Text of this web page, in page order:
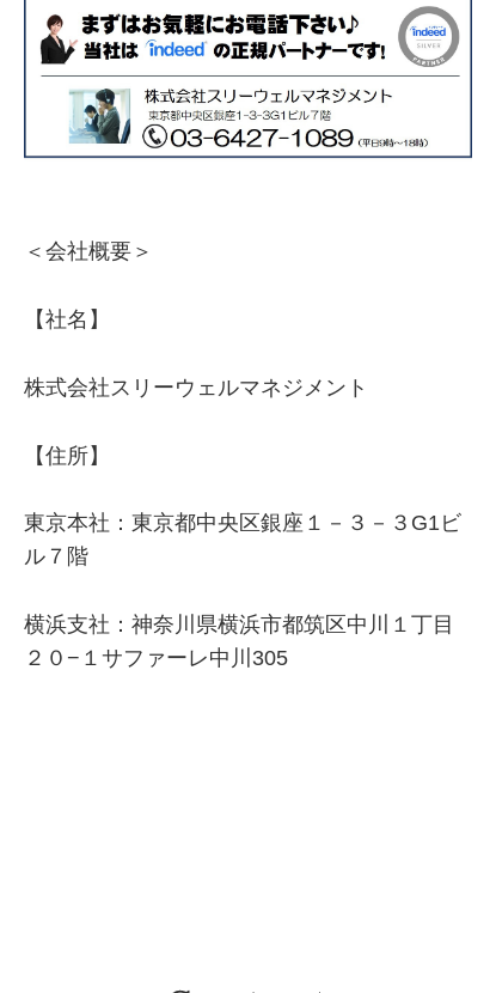
＜会社概要＞
【社名】
株式会社スリーウェルマネジメント
【住所】
東京本社：東京都中央区銀座１－３－３G1ビ
ル７階
横浜支社：神奈川県横浜市都筑区中川１丁目
２０−１サファーレ中川305